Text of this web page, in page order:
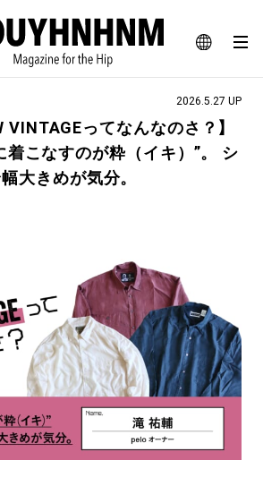
JA
EN
BLOG SNAP
ン、カルチャー、ライフスタイルWEBマガジン
#MONTHLY JOURNAL
#フイナムのYouTube
#FOCUS IT #AH.H
#MUSIC #MOVIE
#SNEAKER #OUTDOOR
HANDBOOK
2026.5.27 UP
VINTAGEってなんなのさ？】
こなすのが粋（イキ）”。 シ
大きめが気分。